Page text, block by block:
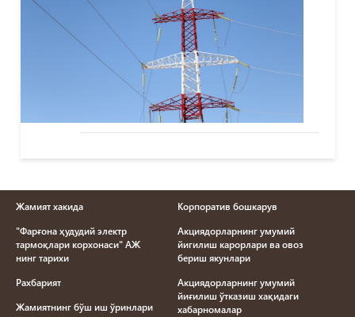
Жамият хакида
"Фарғона ҳудудий электр
тармоқлари корхонаси" АЖ
нинг тарихи
Рахбарият
Жамиятнинг бўш иш ўринлари
Корпоратив бошкарув
Акциядорларнинг умумий
йигилиш карорлари ва овоз
бериш якунлари
Акциядорларнинг умумий
йиғилиш ўтказиш хақидаги
хабарномалар